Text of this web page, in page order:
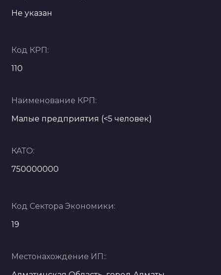
Не указан
Код КРП:
110
Наименование КРП:
Малые предприятия (<5 человек)
КАТО:
750000000
Код Сектора Экономики:
19
Местонахождение ИП::